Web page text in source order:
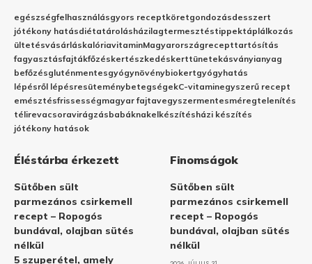
egészségfelhasználásgyors receptköretgondozásdesszert
jótékony hatásdiétatárolásházilagtermesztéstippektáplálkozás
ültetésvásárláskalóriavitaminMagyarországrecepttartósítás
fagyasztásfajtákfőzéskertészkedéskerttünetekásványianyag
befőzésgluténmentesgyógynövénybiokertgyógyhatás
lépésről lépésresüteménybetegségekC-vitaminegyszerű recept
emésztésfrissességmagyar fajtavegyszermentesméregtelenítés
télirevacsoravirágzásbabáknakelkészítésházi készítés
jótékony hatások
Éléstárba érkezett
Sütőben sült
parmezános csirkemell
recept – Ropogós
bundával, olajban sütés
nélkül
5 szuperétel, amely
Finomságok
Sütőben sült
parmezános csirkemell
recept – Ropogós
bundával, olajban sütés
nélkül